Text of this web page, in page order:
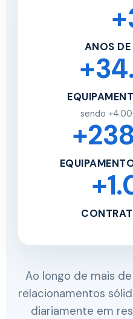
ANOS
sendo
Ao longo de mais
relacionamentos
diariamente em